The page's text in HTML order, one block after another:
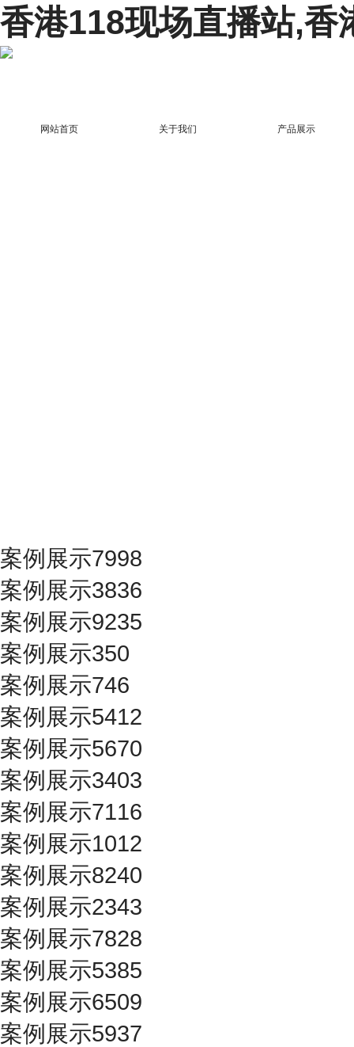
香港118现场直播站,香
网站首页 关于我们 产品展示
案例展示7998
案例展示3836
案例展示9235
案例展示350
案例展示746
案例展示5412
案例展示5670
案例展示3403
案例展示7116
案例展示1012
案例展示8240
案例展示2343
案例展示7828
案例展示5385
案例展示6509
案例展示5937